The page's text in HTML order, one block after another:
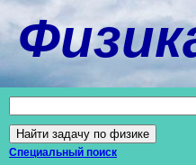
Специальный поиск